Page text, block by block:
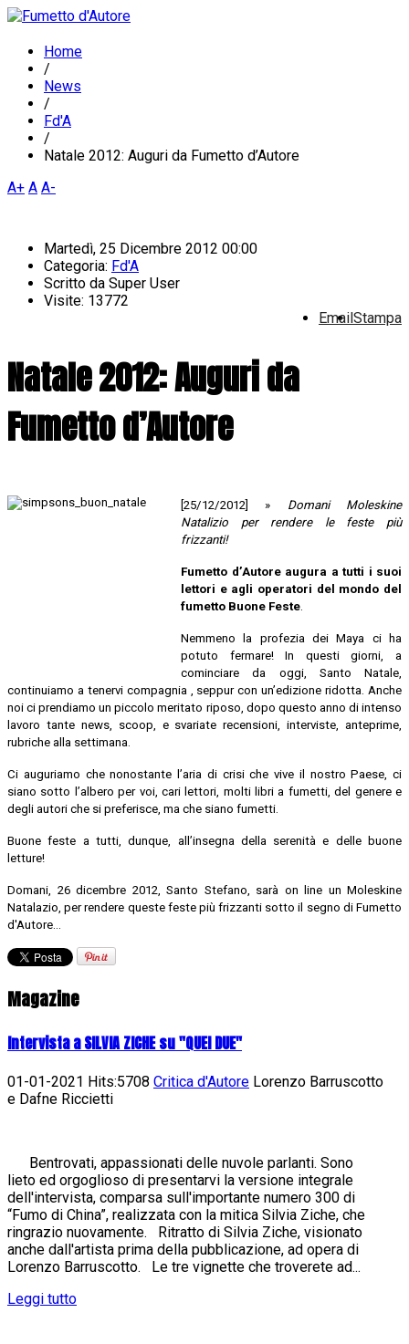
Home
/
News
/
Fd'A
/
Natale 2012: Auguri da Fumetto d’Autore
A+ A A-
Martedì, 25 Dicembre 2012 00:00
Categoria: Fd'A
Scritto da Super User
Visite: 13772
Stampa
Email
Natale 2012: Auguri da
Fumetto d’Autore
[25/12/2012] » Domani Moleskine
Natalizio per rendere le feste più
frizzanti!
Fumetto d’Autore augura a tutti i suoi
lettori e agli operatori del mondo del
fumetto Buone Feste
Nemmeno la profezia dei Maya ci ha
potuto fermare! In questi giorni, a
cominciare da oggi, Santo Natale,
continuiamo a tenervi compagnia , seppur con un’edizione ridotta. Anche
noi ci prendiamo un piccolo meritato riposo, dopo questo anno di intenso
lavoro tante news, scoop, e svariate recensioni, interviste, anteprime,
rubriche alla settimana.
Ci auguriamo che nonostante l’aria di crisi che vive il nostro Paese, ci
siano sotto l’albero per voi, cari lettori, molti libri a fumetti, del genere e
degli autori che si preferisce, ma che siano fumetti.
Buone feste a tutti, dunque, all’insegna della serenità e delle buone
letture!
Domani, 26 dicembre 2012, Santo Stefano, sarà on line un Moleskine
Natalazio, per rendere queste feste più frizzanti sotto il segno di Fumetto
d'Autore...
Magazine
Intervista a SILVIA ZICHE su "QUEI DUE"
01-01-2021 Hits:5708 Critica d'Autore Lorenzo Barruscotto
e Dafne Riccietti
Bentrovati, appassionati delle nuvole parlanti. Sono
lieto ed orgoglioso di presentarvi la versione integrale
dell'intervista, comparsa sull'importante numero 300 di
“Fumo di China”, realizzata con la mitica Silvia Ziche, che
ringrazio nuovamente. Ritratto di Silvia Ziche, visionato
anche dall'artista prima della pubblicazione, ad opera di
Lorenzo Barruscotto. Le tre vignette che troverete ad...
Leggi tutto